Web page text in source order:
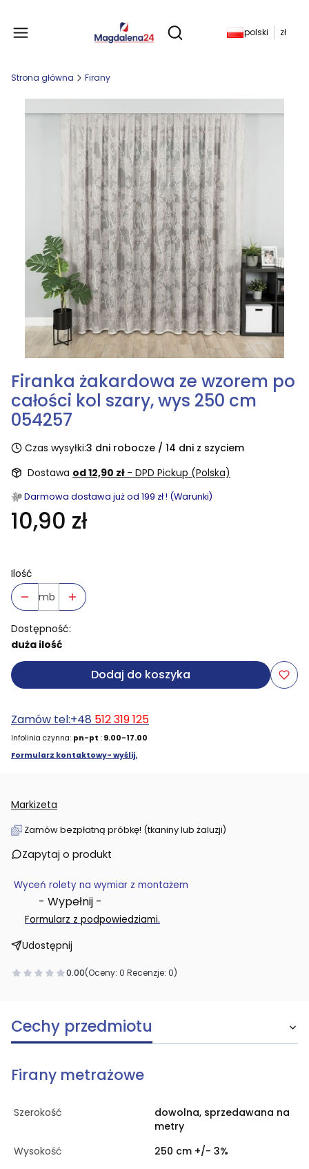
Otwórz wyszukiwarkę
Produkty w
polski zł
Strona główna Firany
Firanka żakardowa ze wzorem po
całości kol szary, wys 250 cm
054257
Czas wysyłki:3 dni robocze / 14 dni z szyciem
Dostawa od 12,90 zł - DPD Pickup (Polska)
Darmowa dostawa już od 199 zł ! (Warunki)
10,90 zł
Ilość
mb
Dostępność:
duża ilość
Dodaj do koszyka
Zamów tel:+48 512 319 125
Infolinia czynna: pn-pt : 9.00-17.00
Formularz kontaktowy- wyślij.
Markizeta
Zamów bezpłatną próbkę! (tkaniny lub żaluzji)
Zapytaj o produkt
Wyceń rolety na wymiar z montażem
- Wypełnij -
Formularz z podpowiedziami.
Udostępnij
0.00(Oceny: 0 Recenzje: 0)
Cechy przedmiotu
Firany metrażowe
Szerokość
dowolna, sprzedawana na
metry
Wysokość
250 cm +/- 3%